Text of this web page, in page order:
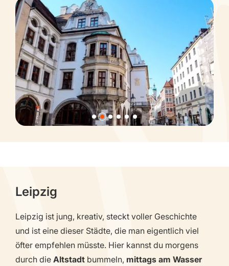
Leipzig
Leipzig ist jung, kreativ, steckt voller Geschichte
und ist eine dieser Städte, die man eigentlich viel
öfter empfehlen müsste. Hier kannst du morgens
durch die Altstadt bummeln, mittags am Wasser